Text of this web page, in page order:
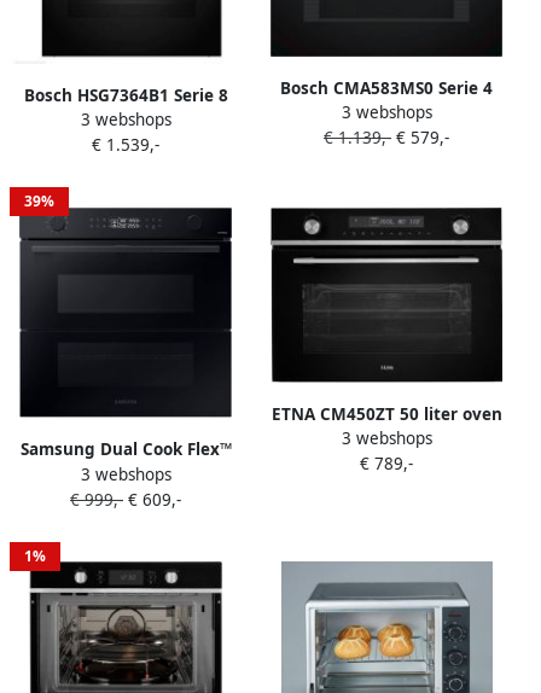
Bosch HSG7364B1 Serie 8
Inbouwoven met stoom
60cm x 60 cm Air Fry-
gezonde gefrituurde
gerechten PerfectBake Plus:
regelt zelf de instellingen
3 webshops
€ 1.539,-
Bosch CMA583MS0 Serie 4
Inbouw Combi-magnetron
60 x 45 cm Hetelucht:
warmteverdeling RVS LCD
display
3 webshops
€ 1.139,- € 579,-
39%
Samsung Dual Cook Flex™
Oven 4-serie NV7B4550VAK
U1
3 webshops
€ 999,- € 609,-
ETNA CM450ZT 50 liter oven
met magnetronfunctie LED
verlichting Kindererslot
3 webshops
€ 789,-
1%